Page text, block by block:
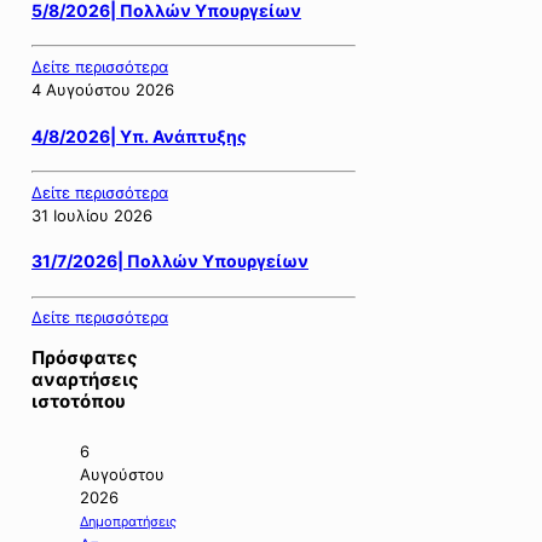
5/8/2026| Πολλών Υπουργείων
Δείτε περισσότερα
4 Αυγούστου 2026
4/8/2026| Υπ. Ανάπτυξης
Δείτε περισσότερα
31 Ιουλίου 2026
31/7/2026| Πολλών Υπουργείων
Δείτε περισσότερα
Πρόσφατες
αναρτήσεις
ιστοτόπου
6
Αυγούστου
2026
Δημοπρατήσεις